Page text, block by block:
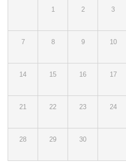
1 2 3
7 8 9 10
14 15 16 17
21 22 23 24
28 29 30